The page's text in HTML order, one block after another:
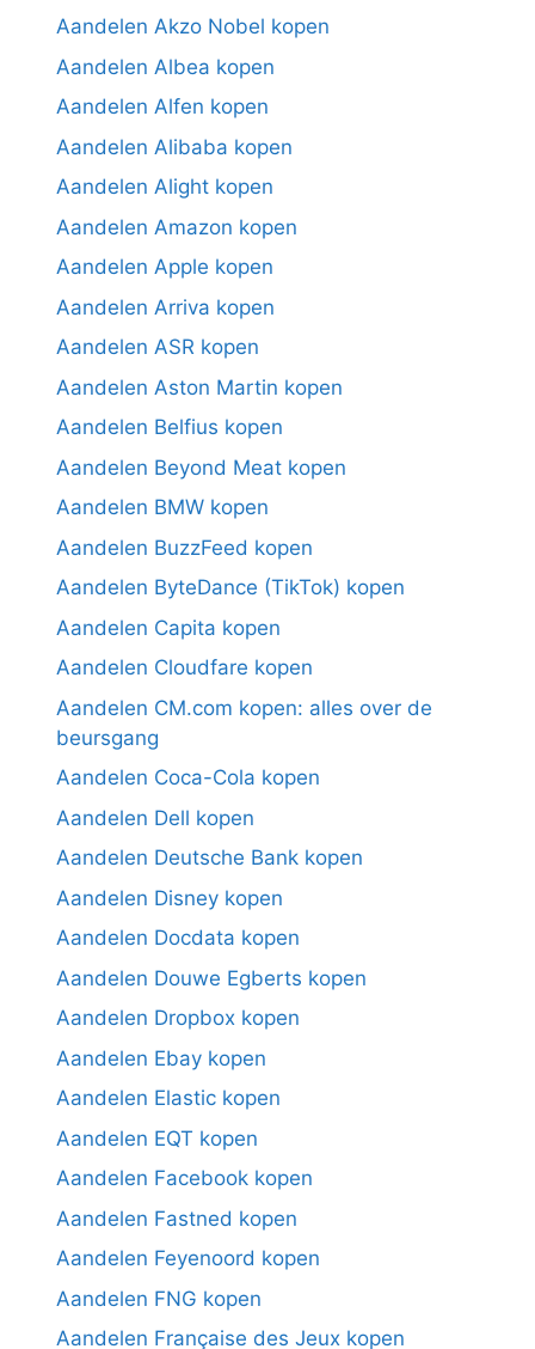
Aandelen Akzo Nobel kopen
Aandelen Albea kopen
Aandelen Alfen kopen
Aandelen Alibaba kopen
Aandelen Alight kopen
Aandelen Amazon kopen
Aandelen Apple kopen
Aandelen Arriva kopen
Aandelen ASR kopen
Aandelen Aston Martin kopen
Aandelen Belfius kopen
Aandelen Beyond Meat kopen
Aandelen BMW kopen
Aandelen BuzzFeed kopen
Aandelen ByteDance (TikTok) kopen
Aandelen Capita kopen
Aandelen Cloudfare kopen
Aandelen CM.com kopen: alles over de
beursgang
Aandelen Coca-Cola kopen
Aandelen Dell kopen
Aandelen Deutsche Bank kopen
Aandelen Disney kopen
Aandelen Docdata kopen
Aandelen Douwe Egberts kopen
Aandelen Dropbox kopen
Aandelen Ebay kopen
Aandelen Elastic kopen
Aandelen EQT kopen
Aandelen Facebook kopen
Aandelen Fastned kopen
Aandelen Feyenoord kopen
Aandelen FNG kopen
Aandelen Française des Jeux kopen